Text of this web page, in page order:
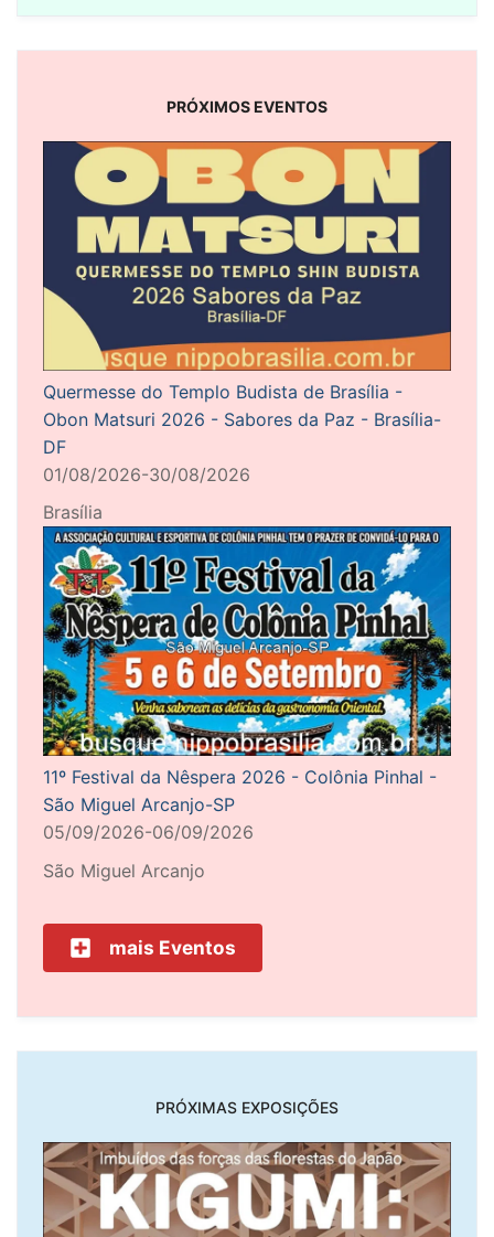
PRÓXIMOS EVENTOS
Quermesse do Templo Budista de Brasília -
Obon Matsuri 2026 - Sabores da Paz - Brasília-
DF
01/08/2026-30/08/2026
Brasília
11º Festival da Nêspera 2026 - Colônia Pinhal -
São Miguel Arcanjo-SP
05/09/2026-06/09/2026
São Miguel Arcanjo
mais Eventos
PRÓXIMAS EXPOSIÇÕES